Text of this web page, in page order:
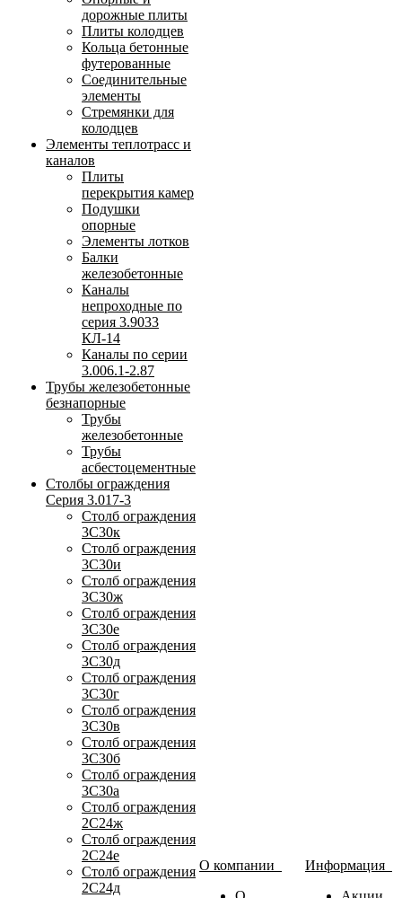
дорожные плиты
Плиты колодцев
Кольца бетонные
футерованные
Соединительные
элементы
Стремянки для
колодцев
Элементы теплотрасс и
каналов
Плиты
перекрытия камер
Подушки
опорные
Элементы лотков
Балки
железобетонные
Каналы
непроходные по
серия 3.9033
КЛ-14
Каналы по серии
3.006.1-2.87
Трубы железобетонные
безнапорные
Трубы
железобетонные
Трубы
асбестоцементные
Столбы ограждения
Серия 3.017-3
Столб ограждения
3С30к
Столб ограждения
3С30и
Столб ограждения
3С30ж
Столб ограждения
3С30е
Столб ограждения
3С30д
Столб ограждения
3С30г
Столб ограждения
3С30в
Столб ограждения
3С30б
Столб ограждения
3С30а
Столб ограждения
2С24ж
Столб ограждения
2С24е
Столб ограждения
2С24д
О компании
Информация